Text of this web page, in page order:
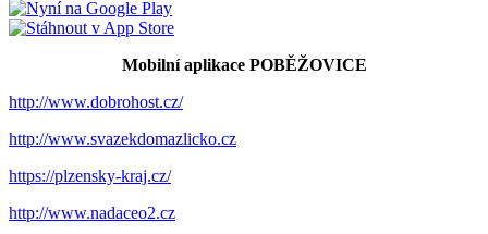
Mobilní aplikace POBĚŽOVICE
http://www.dobrohost.cz/
http://www.svazekdomazlicko.cz
https://plzensky-kraj.cz/
http://www.nadaceo2.cz